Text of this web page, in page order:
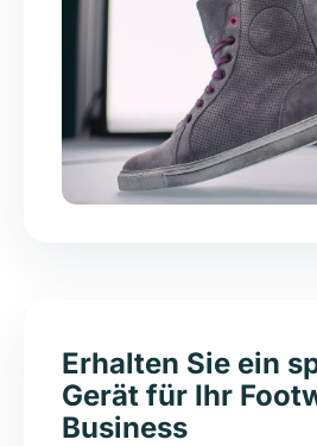
Erhalten Sie ein
Gerät für Ihr
Business